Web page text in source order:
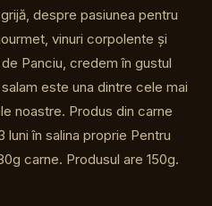
despre pasiunea pentru
vinuri corpolente și
Panciu, credem în gustul
este una dintre cele mai
noastre. Produs din carne
în salina proprie Pentru
carne. Produsul are 150g.